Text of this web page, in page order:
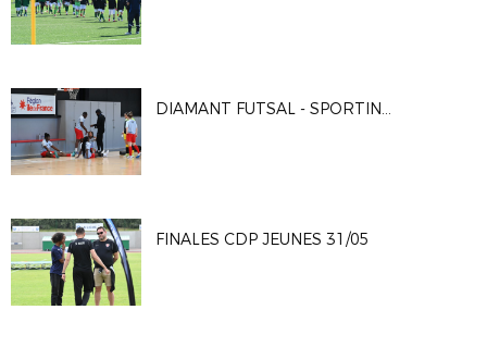
DIAMANT FUTSAL - SPORTING CLUB PARIS 4-2
FINALES CDP JEUNES 31/05